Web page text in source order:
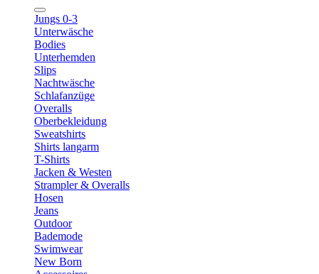
Jungs 0-3
Unterwäsche
Bodies
Unterhemden
Slips
Nachtwäsche
Schlafanzüge
Overalls
Oberbekleidung
Sweatshirts
Shirts langarm
T-Shirts
Jacken & Westen
Strampler & Overalls
Hosen
Jeans
Outdoor
Bademode
Swimwear
New Born